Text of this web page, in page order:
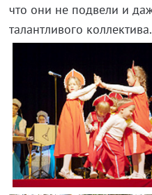
что они не подвели и
талантливого коллектива.